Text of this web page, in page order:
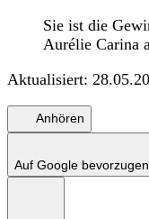
Sie ist die
Aurélie Carina
Aktualisiert:
Anhören
Auf Google bevorzugen